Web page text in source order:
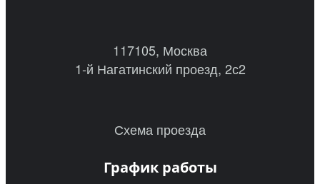
117105, Москва
1-й Нагатинский проезд, 2с2
Схема проезда
График работы